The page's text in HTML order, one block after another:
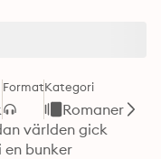
FormatKategori
Romaner
världen gick
en bunker